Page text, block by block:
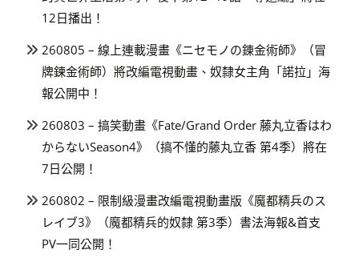
12日播出！
260805 – 線上連載漫畫《ニセモノの錬金術師》（冒
牌鍊金術師）將改編電視動畫、奴隸女主角「諾拉」海
報公開中！
260803 – 搞笑動畫《Fate/Grand Order 藤丸立香はわ
からないSeason4》（搞不懂的藤丸立香 第4季）將在
7日公開！
260802 – 限制級漫畫改編電視動畫版《魔都精兵のス
レイブ3》（魔都精兵的奴隸 第3季）書法海報&首支
PV一同公開！